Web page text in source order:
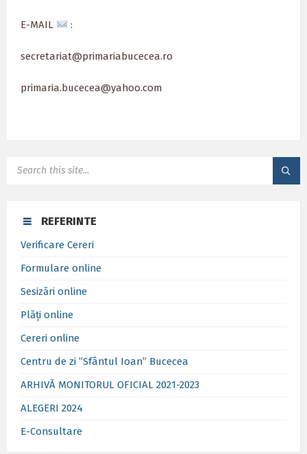
E-MAIL :
secretariat@primariabucecea.ro
primaria.bucecea@yahoo.com
REFERINTE
Verificare Cereri
Formulare online
Sesizări online
Plăți online
Cereri online
Centru de zi ”Sfântul Ioan” Bucecea
ARHIVĂ MONITORUL OFICIAL 2021-2023
ALEGERI 2024
E-Consultare